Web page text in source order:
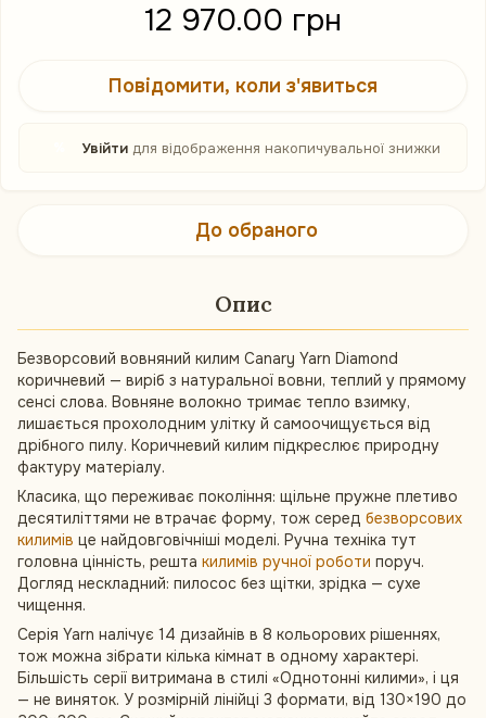
12 970.00 грн
Повідомити, коли з'явиться
Увійтидля відображення накопичувальної знижки
До обраного
Опис
Безворсовий вовняний килим Canary Yarn Diamond
коричневий — виріб з натуральної вовни, теплий у прямому
сенсі слова. Вовняне волокно тримає тепло взимку,
лишається прохолодним улітку й самоочищується від
дрібного пилу. Коричневий килим підкреслює природну
фактуру матеріалу.
Класика, що переживає покоління: щільне пружне плетиво
десятиліттями не втрачає форму, тож серед безворсових
килимів це найдовговічніші моделі. Ручна техніка тут
головна цінність, решта килимів ручної роботи поруч.
Догляд нескладний: пилосос без щітки, зрідка — сухе
чищення.
Серія Yarn налічує 14 дизайнів в 8 кольорових рішеннях,
тож можна зібрати кілька кімнат в одному характері.
Більшість серії витримана в стилі «Однотонні килими», і ця
— не виняток. У розмірній лінійці 3 формати, від 130×190 до